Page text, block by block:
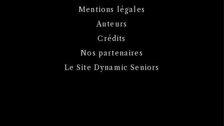
Mentions légales
Auteurs
Crédits
Nos partenaires
Le Site Dynamic Seniors